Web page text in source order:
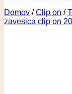
Domov / Clip on /
zavesica clip on